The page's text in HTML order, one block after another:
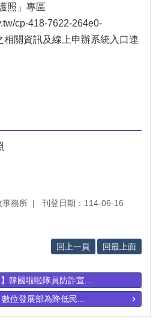
照」專區
cp-418-7622-264e0-
相關資訊及線上申辦系統入口連
事務所
刊登日期：114-06-16
回上一頁 回最上面
】韓國啦啦隊員防詐宣...
數位發展部為降低民...